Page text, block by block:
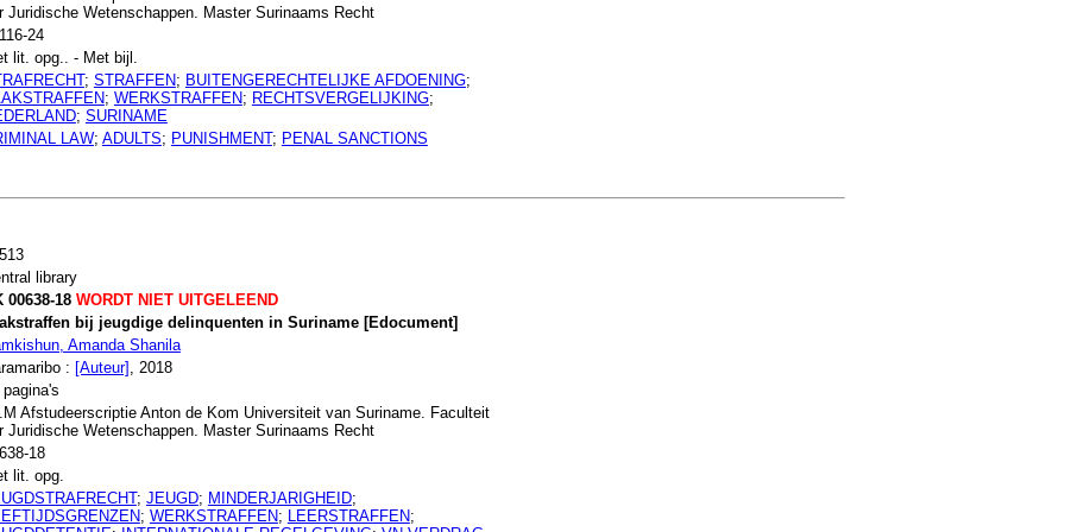
Juridische Wetenschappen. Master Surinaams Recht
24
lit. opg.. - Met bijl.
; STRAFFEN; BUITENGERECHTELIJKE AFDOENING;
; WERKSTRAFFEN; RECHTSVERGELIJKING;
; SURINAME
LAW; ADULTS; PUNISHMENT; PENAL SANCTIONS
library
00638-18WORDT NIET UITGELEEND
bij jeugdige delinquenten in Suriname [Edocument]
Amanda Shanila
: [Auteur] , 2018
Afstudeerscriptie Anton de Kom Universiteit van Suriname. Faculteit
Juridische Wetenschappen. Master Surinaams Recht
18
lit. opg.
; JEUGD; MINDERJARIGHEID;
; WERKSTRAFFEN; LEERSTRAFFEN;